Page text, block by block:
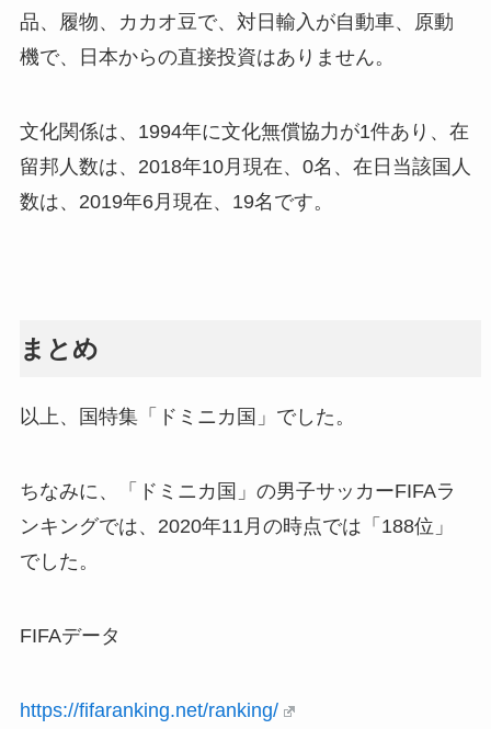
品、履物、カカオ豆で、対日輸入が自動車、原動
機で、日本からの直接投資はありません。
文化関係は、1994年に文化無償協力が1件あり、在
留邦人数は、2018年10月現在、0名、在日当該国人
数は、2019年6月現在、19名です。
まとめ
以上、国特集「ドミニカ国」でした。
ちなみに、「ドミニカ国」の男子サッカーFIFAラ
ンキングでは、2020年11月の時点では「188位」
でした。
FIFAデータ
https://fifaranking.net/ranking/